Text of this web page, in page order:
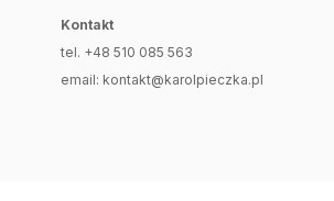
Kontakt
tel. +48 510 085 563
email: kontakt@karolpieczka.pl